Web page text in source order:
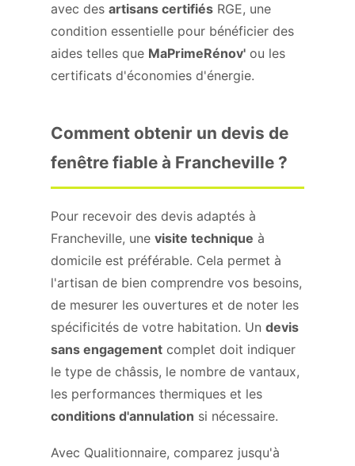
avec des artisans certifiés RGE, une
condition essentielle pour bénéficier des
aides telles que MaPrimeRénov' ou les
certificats d'économies d'énergie.
Comment obtenir un devis de
fenêtre fiable à Francheville ?
Pour recevoir des devis adaptés à
Francheville, une visite technique à
domicile est préférable. Cela permet à
l'artisan de bien comprendre vos besoins,
de mesurer les ouvertures et de noter les
spécificités de votre habitation. Un devis
sans engagement complet doit indiquer
le type de châssis, le nombre de vantaux,
les performances thermiques et les
conditions d'annulation si nécessaire.
Avec Qualitionnaire, comparez jusqu'à